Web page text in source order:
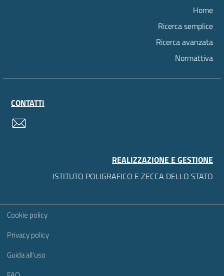
Home
Ricerca semplice
Ricerca avanzata
Normattiva
CONTATTI
REALIZZAZIONE E GESTIONE
ISTITUTO POLIGRAFICO E ZECCA DELLO STATO
Sezione Link Utili
Cookie policy
Privacy policy
Guida all'uso